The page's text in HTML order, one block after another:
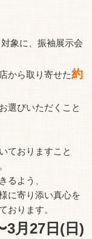
象に、振袖展示会
から取り寄せた約
選びいただくこと
ておりますこと
るよう、
に寄り添い真心を
おります。
3月27日(日)